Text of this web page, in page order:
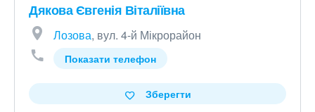
Дякова Євгенія Віталіївна
Лозова, вул. 4-й Мікрорайон
Показати телефон
Зберегти